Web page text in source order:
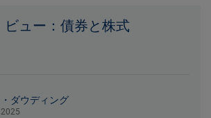
ビュー：債券と株式
ダウディング
2025